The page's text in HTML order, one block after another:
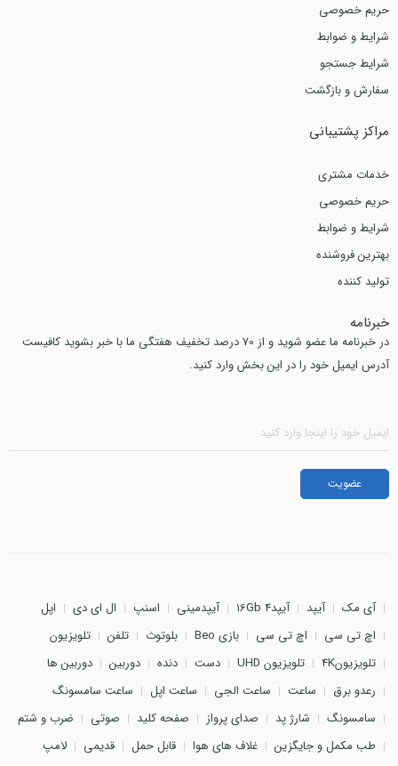
حریم خصوصی
شرایط و ضوابط
شرایط جستجو
سفارش و بازگشت
مراکز پشتیبانی
خدمات مشتری
حریم خصوصی
شرایط و ضوابط
بهترین فروشنده
تولید کننده
خبرنامه
در خبرنامه ما عضو شوید و از 70 درصد تخفیف هفتگی ما با خبر بشوید کافیست
آدرس ایمیل خود را در این بخش وارد کنید.
آی مک آیپد آیپد4 16Gb آیپدمینی اسنپ ال ای دی
اپل
اچ تی سی
اچ تی سی بازی Beo بلوتوث تلفن
تلویزیون
تلویزیون4K
تلویزیون UHD دست دنده دوربین
دوربین ها
رعدو برق
ساعت ساعت الجی ساعت اپل
ساعت سامسونگ
سامسونگ
شارژ پد صدای پرواز صفحه کلید صوتی
ضرب و شتم
طب مکمل و جایگزین
غلاف های هوا قابل حمل قدیمی
لامپ